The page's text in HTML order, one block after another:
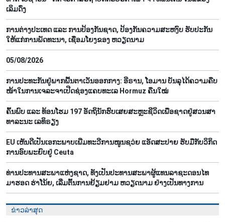
ເລິມດົ່ງ
ການ​ຕ່າງ​ປະ​ເທດ ແລະ ການ​ປ້ອງ​ກັນ​ຊາດ, ​ປ້ອງ​ກັນ​ຄວາມ​ສະ​ຫງົບ ຮັ​ບ​ປະ​ກັນ​
ໃຫ້​ແກ່​ການ​ພັດ​ທະ​ນາ, ເຊື່ອມ​ໂຍງຂອງ ຫວຽດ​ນາມ
05/08/2026
ການ​ປະ​ທະ​ກັນ​ຢູ່​ພາກ​ພື້ນ​ຕາ​ເວັນ​ອອກ​ກາງ: ອີ​ຣານ, ໂອ​ມານ ​ບັນ​ລຸ​ໄດ້​ຄວາມ​ຄືບ​
ໜ້າ​ໃນ​ການ​ເຈ​ລະ​ຈາ​ເປີດ​ຊ່ອງ​ແຄບ​ທະ​ເລ Hormuz ຄືນ​ໃໝ່
ຄົ້ນ​ພົບ ແລະ ທ້ອນ​ໂຮມ 197 ອັດ​ຖິ​ນັກ​ຮົບ​ເສຍ​ສະຫຼະ​ຊີ​ວິດ​ເພື່ອ​ຊາດ​ຢູ່​ສວນ​ສາ​
ທາ​ລະ​ນະ ເລ​ທິ​ຣຽງ
EU ເຫັນ​ດີ​ເປັນ​ເອ​ກະ​ພາບ​ເພີ່ມ​ທະ​ວີ​ການ​ໜູນ​ຊວ່ຍ​ ແອັດ​ສະ​ປາຍ​ ຮັບ​ມື​ກັບ​ວິ​ກິດ​
ການ​ອົ​ບ​ພະ​ຍົບຢູ່ Ceuta
ທ່ານປະທານສະພາແຫ່ງຊາດ, ທັງເປັນປະທານສະພາຜູ້ແທນລາຊະດອນໄທ
ມາຮອດ ຮ່າໂນ້ຍ, ເລີ່ມຕົ້ນການຢ້ຽມຢາມ ຫວຽດນາມ ຢ່າງເປັນທາງການ
ຂ່າວລ່າສຸດ